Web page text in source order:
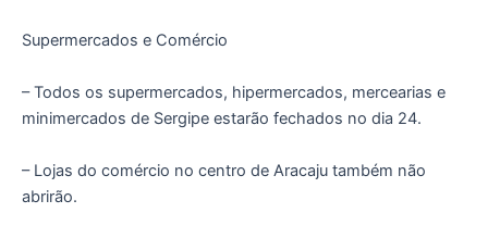
Supermercados e Comércio
– Todos os supermercados, hipermercados, mercearias e
minimercados de Sergipe estarão fechados no dia 24.
– Lojas do comércio no centro de Aracaju também não
abrirão.